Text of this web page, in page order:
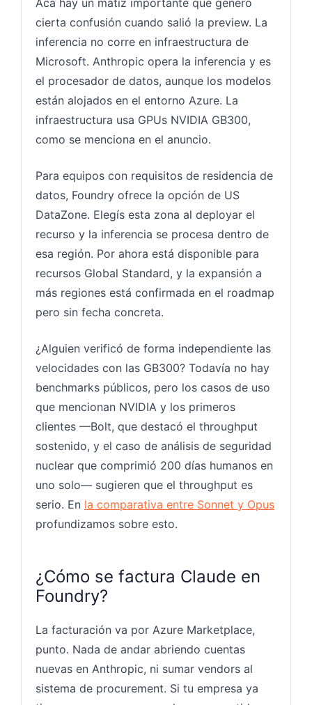
cierta confusión cuando salió la preview. La
inferencia no corre en infraestructura de
Microsoft. Anthropic opera la inferencia y es
el procesador de datos, aunque los modelos
están alojados en el entorno Azure. La
infraestructura usa GPUs NVIDIA GB300,
como se menciona en el anuncio.
Para equipos con requisitos de residencia de
datos, Foundry ofrece la opción de US
DataZone. Elegís esta zona al deployar el
recurso y la inferencia se procesa dentro de
esa región. Por ahora está disponible para
recursos Global Standard, y la expansión a
más regiones está confirmada en el roadmap
pero sin fecha concreta.
¿Alguien verificó de forma independiente las
velocidades con las GB300? Todavía no hay
benchmarks públicos, pero los casos de uso
que mencionan NVIDIA y los primeros
clientes —Bolt, que destacó el throughput
sostenido, y el caso de análisis de seguridad
nuclear que comprimió 200 días humanos en
uno solo— sugieren que el throughput es
serio. En la comparativa entre Sonnet y Opus
profundizamos sobre esto.
¿Cómo se factura Claude en
Foundry?
La facturación va por Azure Marketplace,
punto. Nada de andar abriendo cuentas
nuevas en Anthropic, ni sumar vendors al
sistema de procurement. Si tu empresa ya